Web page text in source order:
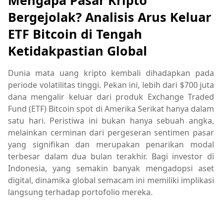
Bergejolak? Analisis Arus Keluar
ETF Bitcoin di Tengah
Ketidakpastian Global
Dunia mata uang kripto kembali dihadapkan pada
periode volatilitas tinggi. Pekan ini, lebih dari $700 juta
dana mengalir keluar dari produk Exchange Traded
Fund (ETF) Bitcoin spot di Amerika Serikat hanya dalam
satu hari. Peristiwa ini bukan hanya sebuah angka,
melainkan cerminan dari pergeseran sentimen pasar
yang signifikan dan merupakan penarikan modal
terbesar dalam dua bulan terakhir. Bagi investor di
Indonesia, yang semakin banyak mengadopsi aset
digital, dinamika global semacam ini memiliki implikasi
langsung terhadap portofolio mereka.